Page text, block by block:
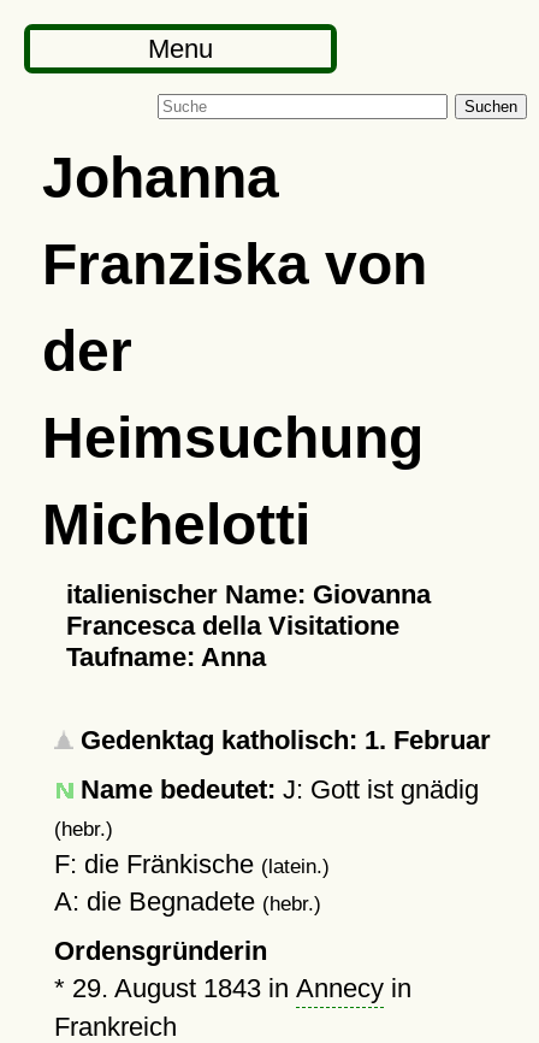
Menu
Suchen
Johanna
Franziska von
der
Heimsuchung
Michelotti
italienischer Name: Giovanna
Francesca della Visitatione
Taufname: Anna
Gedenktag katholisch: 1. Februar
Name bedeutet: J: Gott ist gnädig
(hebr.)
F: die Fränkische (latein.)
A: die Begnadete (hebr.)
Ordensgründerin
* 29. August 1843in Annecyin
Frankreich